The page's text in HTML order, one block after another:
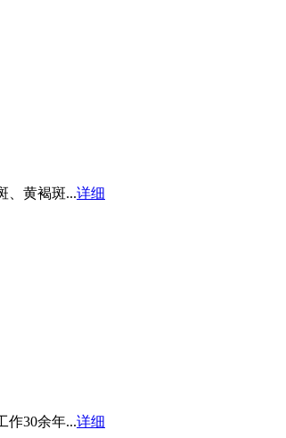
、黄褐斑...详细
作30余年...详细